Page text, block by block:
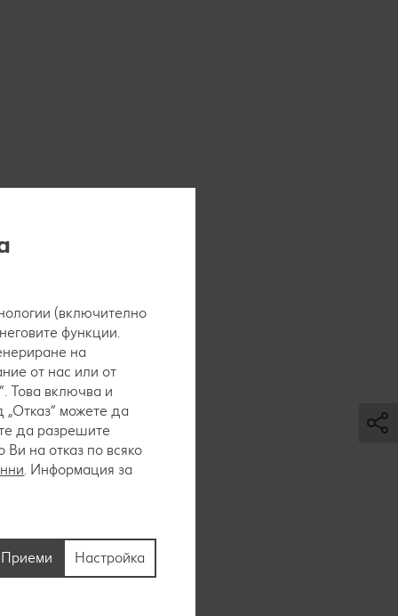
под
(включително
функции.
на
от нас или от
Това включва и
можете да
да разрешите
на отказ по всяко
. Информация за
Настройка
Приеми